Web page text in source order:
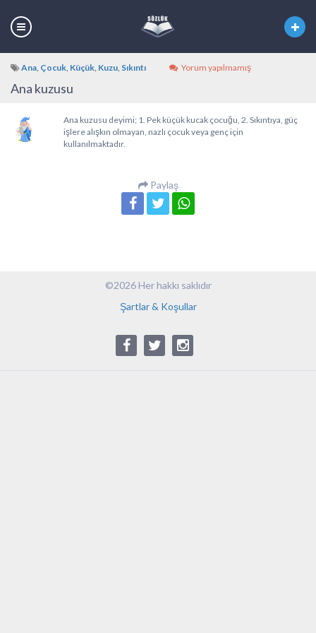
Ana, Çocuk, Küçük, Kuzu, Sıkıntı Yorum yapılmamış
Ana kuzusu
Ana kuzusu deyimi; 1. Pek küçük kucak çocuğu, 2. Sıkıntıya, güç
işlere alışkın olmayan, nazlı çocuk veya genç için
kullanılmaktadır.
Paylaş
©2026 Her hakkı saklıdır
Şartlar & Koşullar